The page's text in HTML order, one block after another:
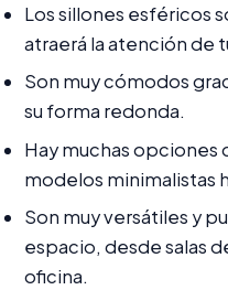
Los sillones esféricos
atraerá la atención de
Son muy cómodos
su forma redonda.
Hay muchas
modelos minimalistas
Son muy versátiles y
espacio, desde salas
oficina.